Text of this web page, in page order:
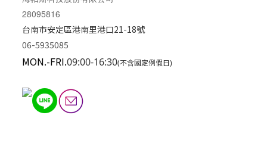
28095816
台南市安定區港南里港口21-18號
06-5935085
MON.-FRI.09:00-16:30(不含國定例假日)